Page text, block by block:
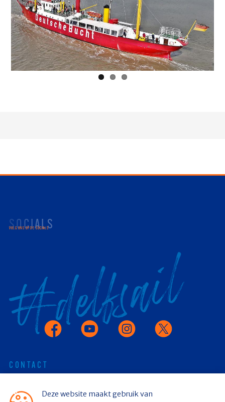
SOCIALS
VOLG ONS OP DE SOCIALS
Facebook Youtube Instagram X
CONTACT
Stichting DelfsailDeze website maakt gebruik van